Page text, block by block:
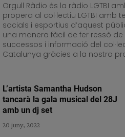
Orgull Ràdio és la ràdio LGTBI
propera al col·lectiu LGTBI amb
socials i esportius d’aquest
una manera fàcil de fer ressò
successos i informació del
Catalunya gràcies a la nostra
L’artista Samantha Hudson
tancarà la gala musical del 28J
amb un dj set
20 juny, 2022